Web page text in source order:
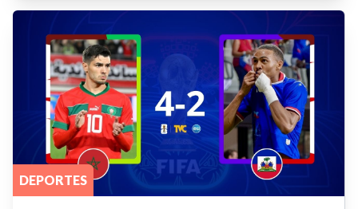
DEPORTES